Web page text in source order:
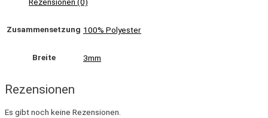
Rezensionen (0)
Zusammensetzung 100% Polyester
Breite 3mm
Rezensionen
Es gibt noch keine Rezensionen.